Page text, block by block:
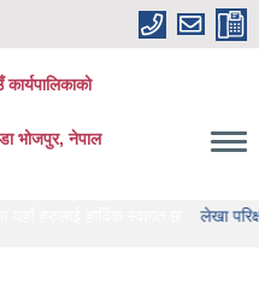
कार्यपालिकाको
भोजपुर, नेपाल
हार्दिक स्वागत छ लेखा परिक्षण गर्ने